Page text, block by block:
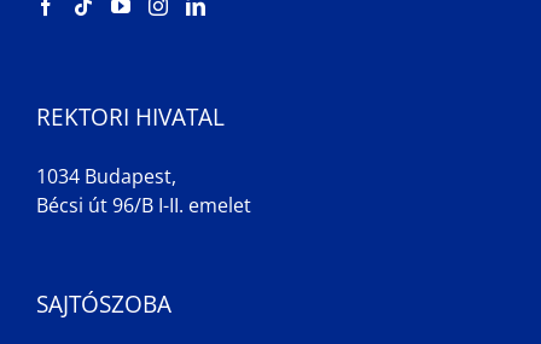
REKTORI HIVATAL
1034 Budapest,
Bécsi út 96/B I-II. emelet
SAJTÓSZOBA